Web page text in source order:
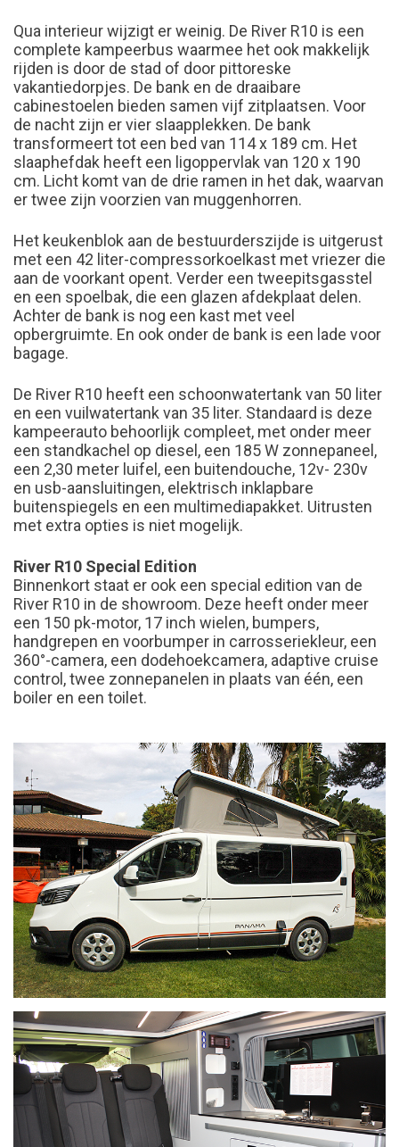
Qua interieur wijzigt er weinig. De River R10 is een
complete kampeerbus waarmee het ook makkelijk
rijden is door de stad of door pittoreske
vakantiedorpjes. De bank en de draaibare
cabinestoelen bieden samen vijf zitplaatsen. Voor
de nacht zijn er vier slaapplekken. De bank
transformeert tot een bed van 114 x 189 cm. Het
slaaphefdak heeft een ligoppervlak van 120 x 190
cm. Licht komt van de drie ramen in het dak, waarvan
er twee zijn voorzien van muggenhorren.
Het keukenblok aan de bestuurderszijde is uitgerust
met een 42 liter-compressorkoelkast met vriezer die
aan de voorkant opent. Verder een tweepitsgasstel
en een spoelbak, die een glazen afdekplaat delen.
Achter de bank is nog een kast met veel
opbergruimte. En ook onder de bank is een lade voor
bagage.
De River R10 heeft een schoonwatertank van 50 liter
en een vuilwatertank van 35 liter. Standaard is deze
kampeerauto behoorlijk compleet, met onder meer
een standkachel op diesel, een 185 W zonnepaneel,
een 2,30 meter luifel, een buitendouche, 12v- 230v
en usb-aansluitingen, elektrisch inklapbare
buitenspiegels en een multimediapakket. Uitrusten
met extra opties is niet mogelijk.
River R10 Special Edition
Binnenkort staat er ook een special edition van de
River R10 in de showroom. Deze heeft onder meer
een 150 pk-motor, 17 inch wielen, bumpers,
handgrepen en voorbumper in carrosseriekleur, een
360°-camera, een dodehoekcamera, adaptive cruise
control, twee zonnepanelen in plaats van één, een
boiler en een toilet.